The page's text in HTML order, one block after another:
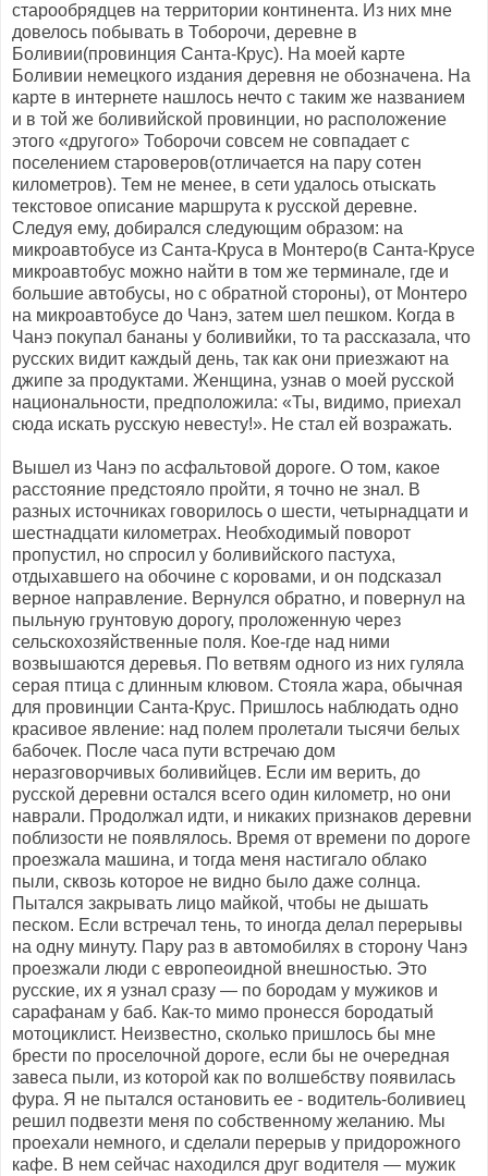
старообрядцев на территории континента. Из них мне
довелось побывать в Тоборочи, деревне в
Боливии(провинция Санта-Крус). На моей карте
Боливии немецкого издания деревня не обозначена. На
карте в интернете нашлось нечто с таким же названием
и в той же боливийской провинции, но расположение
этого «другого» Тоборочи совсем не совпадает с
поселением староверов(отличается на пару сотен
километров). Тем не менее, в сети удалось отыскать
текстовое описание маршрута к русской деревне.
Следуя ему, добирался следующим образом: на
микроавтобусе из Санта-Круса в Монтеро(в Санта-Крусе
микроавтобус можно найти в том же терминале, где и
большие автобусы, но с обратной стороны), от Монтеро
на микроавтобусе до Чанэ, затем шел пешком. Когда в
Чанэ покупал бананы у боливийки, то та рассказала, что
русских видит каждый день, так как они приезжают на
джипе за продуктами. Женщина, узнав о моей русской
национальности, предположила: «Ты, видимо, приехал
сюда искать русскую невесту!». Не стал ей возражать.
Вышел из Чанэ по асфальтовой дороге. О том, какое
расстояние предстояло пройти, я точно не знал. В
разных источниках говорилось о шести, четырнадцати и
шестнадцати километрах. Необходимый поворот
пропустил, но спросил у боливийского пастуха,
отдыхавшего на обочине с коровами, и он подсказал
верное направление. Вернулся обратно, и повернул на
пыльную грунтовую дорогу, проложенную через
сельскохозяйственные поля. Кое-где над ними
возвышаются деревья. По ветвям одного из них гуляла
серая птица с длинным клювом. Стояла жара, обычная
для провинции Санта-Крус. Пришлось наблюдать одно
красивое явление: над полем пролетали тысячи белых
бабочек. После часа пути встречаю дом
неразговорчивых боливийцев. Если им верить, до
русской деревни остался всего один километр, но они
наврали. Продолжал идти, и никаких признаков деревни
поблизости не появлялось. Время от времени по дороге
проезжала машина, и тогда меня настигало облако
пыли, сквозь которое не видно было даже солнца.
Пытался закрывать лицо майкой, чтобы не дышать
песком. Если встречал тень, то иногда делал перерывы
на одну минуту. Пару раз в автомобилях в сторону Чанэ
проезжали люди с европеоидной внешностью. Это
русские, их я узнал сразу — по бородам у мужиков и
сарафанам у баб. Как-то мимо пронесся бородатый
мотоциклист. Неизвестно, сколько пришлось бы мне
брести по проселочной дороге, если бы не очередная
завеса пыли, из которой как по волшебству появилась
фура. Я не пытался остановить ее - водитель-боливиец
решил подвезти меня по собственному желанию. Мы
проехали немного, и сделали перерыв у придорожного
кафе. В нем сейчас находился друг водителя — мужик